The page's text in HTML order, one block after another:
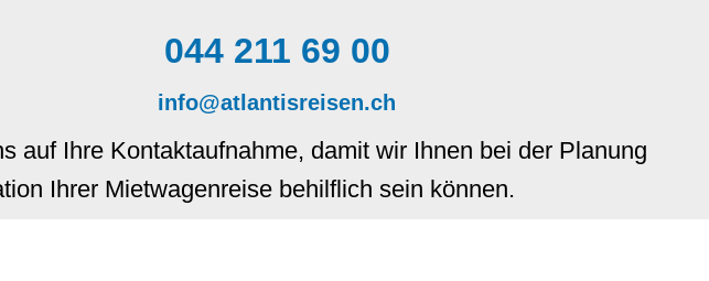
044 211 69 00
info@atlantisreisen.ch
auf Ihre Kontaktaufnahme, damit wir Ihnen bei der Planung
Ihrer Mietwagenreise behilflich sein können.